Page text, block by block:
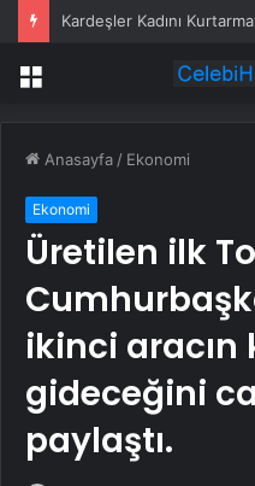
Kardeşler Kadını
Menü
Anasayfa / Ekonomi
Ekonomi
Üretilen ilk
ikinci aracın
gideceğini
paylaştı.